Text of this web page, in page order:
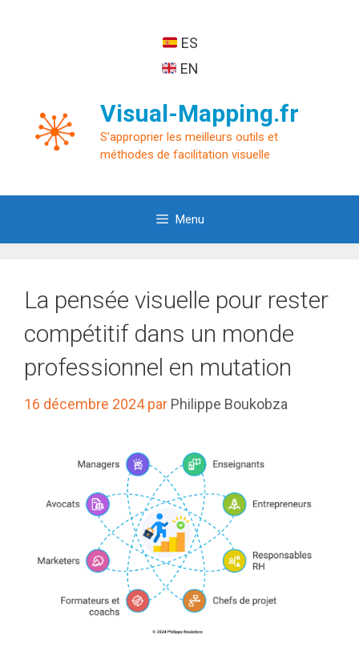
ES
EN
Visual-Mapping.fr
S'approprier les meilleurs outils et
méthodes de facilitation visuelle
Menu
La pensée visuelle pour rester
compétitif dans un monde
professionnel en mutation
16 décembre 2024 par Philippe Boukobza